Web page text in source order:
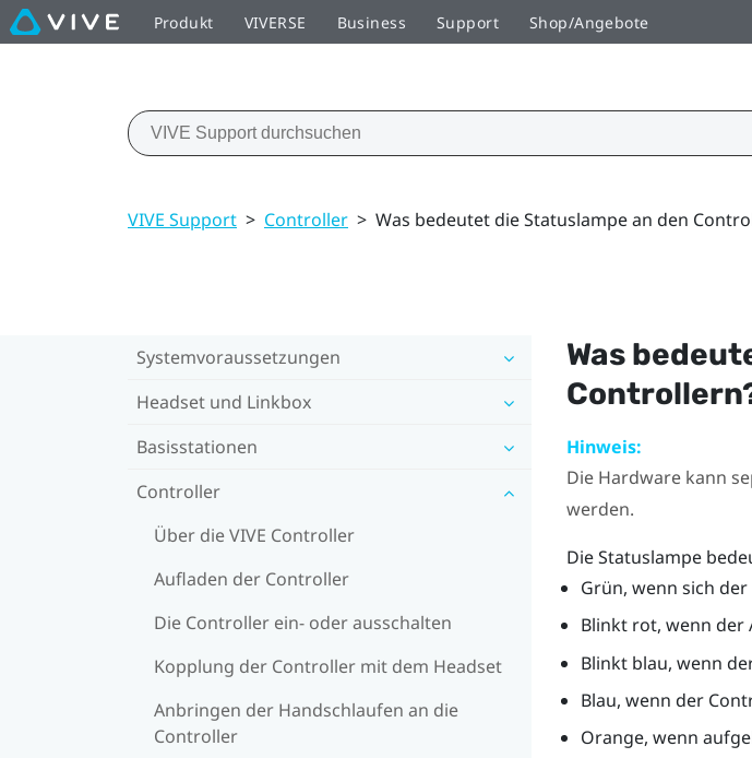
Produkt VIVERSE Business Support Shop/Angebote
VIVE Support > Controller > Was bedeutet die Statuslampe an den
Systemvoraussetzungen
Headset und Linkbox
Basisstationen
Controller
Über die VIVE Controller
Aufladen der Controller
Die Controller ein- oder ausschalten
Kopplung der Controller mit dem Headset
Anbringen der Handschlaufen an die
Controller
Was
Hinweis:
Die Hardware kann
werden.
Die Statuslampe
Grün, wenn sich
Blinkt rot, wenn der
Blinkt blau, wenn
Blau, wenn der
Orange, wenn